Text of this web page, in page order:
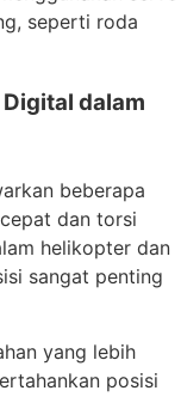
seperti roda
dalam
beberapa
dan torsi
helikopter dan
sangat penting
yang lebih
posisi